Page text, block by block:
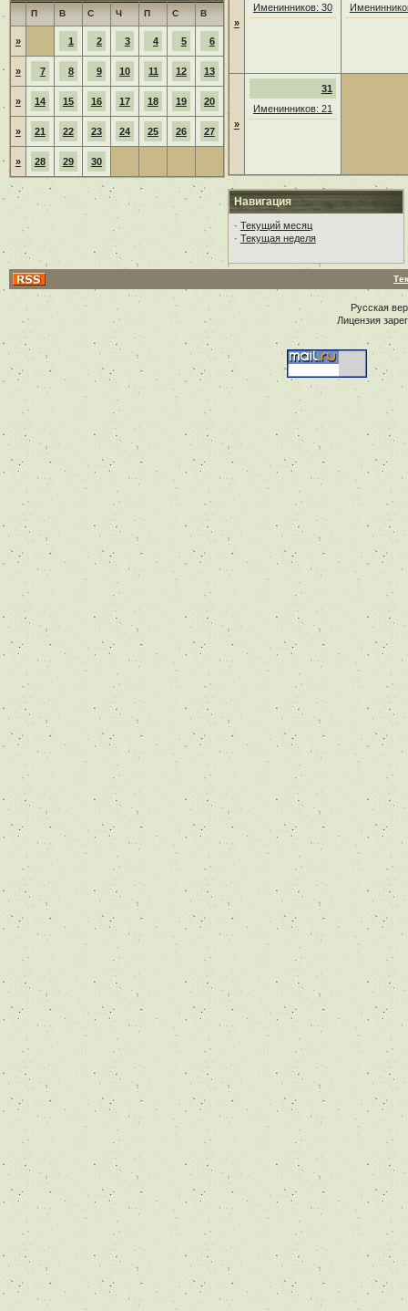
П В С Ч П С В
» 1 2 3 4 5 6
» 7 8 9 10 11 12 13
» 14 15 16 17 18 19 20
» 21 22 23 24 25 26 27
» 28 29 30
»
Именинников: 30
»
31
Именинников: 21
Навигация
· Текущий месяц
· Текущая неделя
Русская
Лицензия